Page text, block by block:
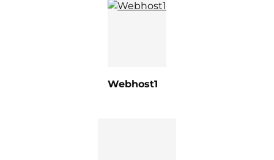
Webhost1